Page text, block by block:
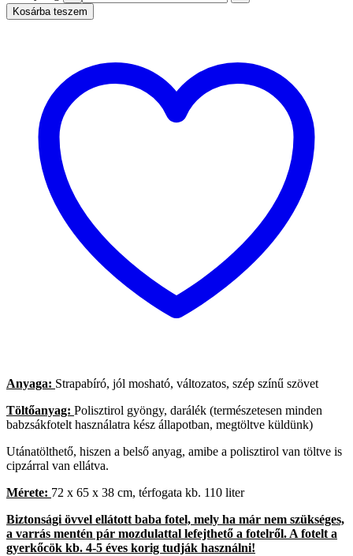
Kosárba teszem
Anyaga: Strapabíró, jól mosható, változatos, szép színű szövet
Töltőanyag: Polisztirol gyöngy, darálék (természetesen minden
babzsákfotelt használatra kész állapotban, megtöltve küldünk)
Utánatölthető, hiszen a belső anyag, amibe a polisztirol van töltve is
cipzárral van ellátva.
Mérete: 72 x 65 x 38 cm, térfogata kb. 110 liter
Biztonsági övvel ellátott baba fotel, mely ha már nem szükséges,
a varrás mentén pár mozdulattal lefejthető a fotelről. A fotelt a
gyerkőcök kb. 4-5 éves korig tudják használni!